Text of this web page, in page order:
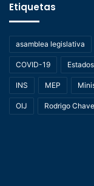
Etiquetas
asamblea legislativa
COVID-19
INS MEP
OIJ Rodrigo